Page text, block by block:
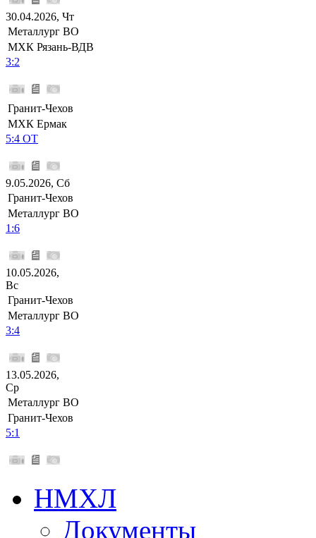
30.04.2026, Чт
Металлург ВО
МХК Рязань-ВДВ
3:2
Гранит-Чехов
МХК Ермак
5:4 ОТ
9.05.2026, Сб
Гранит-Чехов
Металлург ВО
1:6
10.05.2026,
Вс
Гранит-Чехов
Металлург ВО
3:4
13.05.2026,
Ср
Металлург ВО
Гранит-Чехов
5:1
НМХЛ
Документы